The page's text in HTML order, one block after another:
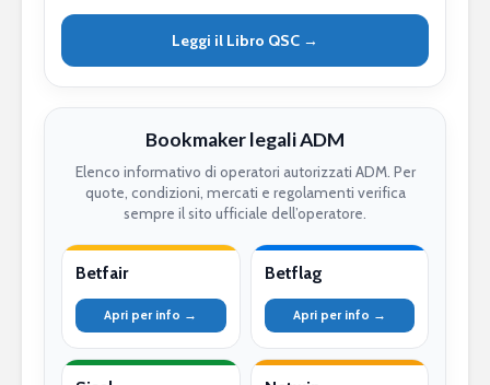
Leggi il Libro QSC →
Bookmaker legali ADM
Elenco informativo di operatori autorizzati ADM. Per
quote, condizioni, mercati e regolamenti verifica
sempre il sito ufficiale dell’operatore.
Betfair
Apri per info →
Betflag
Apri per info →